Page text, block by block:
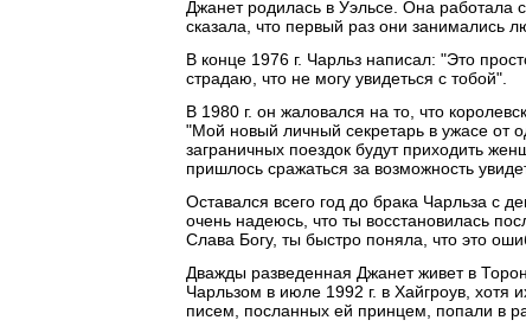
Джанет родилась в Уэльсе. Она работала
сказала, что первый раз они занимались
В конце 1976 г. Чарльз написал: "Это
страдаю, что не могу увидеться с тобой".
В 1980 г. он жаловался на то, что
"Мой новый личный секретарь в ужасе от
заграничных поездок будут приходить
пришлось сражаться за возможность
Оставался всего год до брака Чарльза с
очень надеюсь, что ты восстановилась
Слава Богу, ты быстро поняла, что это
Дважды разведенная Джанет живет в
Чарльзом в июле 1992 г. в Хайгроув,
писем, посланных ей принцем, попали в